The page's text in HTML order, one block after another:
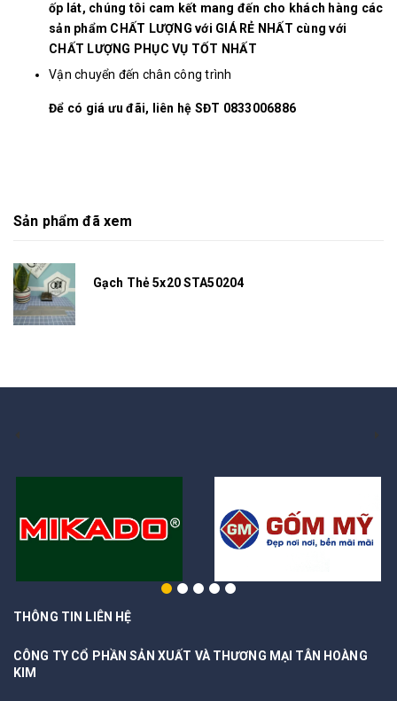
ốp lát, chúng tôi cam kết mang đến cho khách hàng các
sản phẩm CHẤT LƯỢNG với GIÁ RẺ NHẤT cùng với
CHẤT LƯỢNG PHỤC VỤ TỐT NHẤT
Vận chuyển đến chân công trình
Để có giá ưu đãi, liên hệ SĐT 0833006886
Sản phẩm đã xem
Gạch Thẻ 5x20 STA50204
THÔNG TIN LIÊN HỆ
CÔNG TY CỔ PHẦN SẢN XUẤT VÀ THƯƠNG MẠI TÂN HOÀNG
KIM